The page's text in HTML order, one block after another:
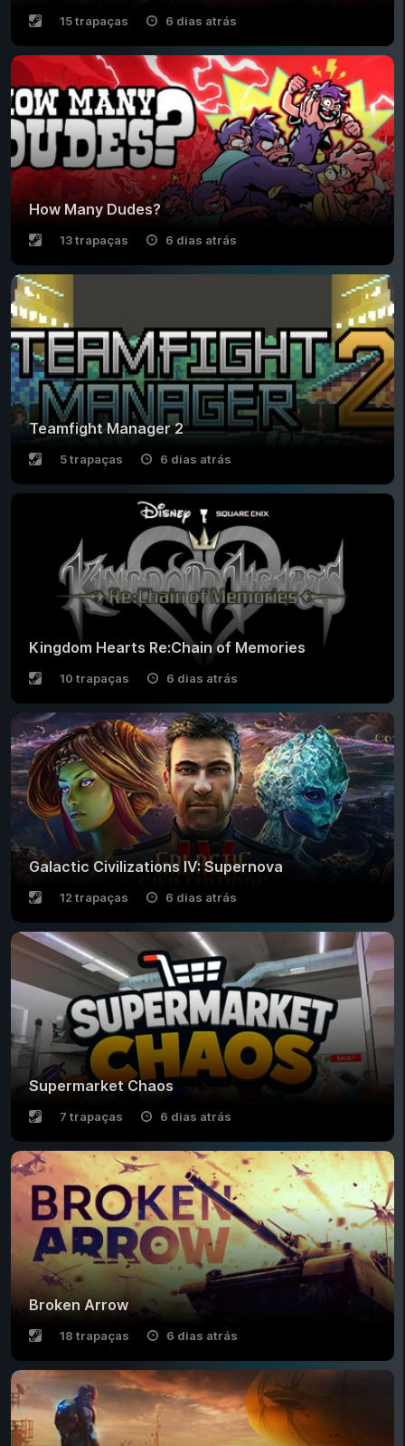
15 trapaças 6 dias atrás
How Many Dudes?
13 trapaças 6 dias atrás
Teamfight Manager 2
5 trapaças 6 dias atrás
Kingdom Hearts Re:Chain of Memories
10 trapaças 6 dias atrás
Galactic Civilizations IV: Supernova
12 trapaças 6 dias atrás
Supermarket Chaos
7 trapaças 6 dias atrás
Broken Arrow
18 trapaças 6 dias atrás